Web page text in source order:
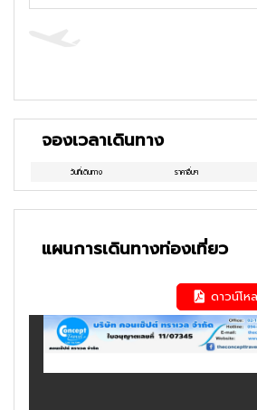
จองเวลาเดินทาง
วันที่เดินทาง ราคาอื่นๆ
แผนการเดินทางท่องเที่ยว
ดาวน์โห